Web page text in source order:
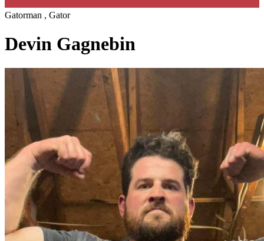
Gatorman , Gator
Devin Gagnebin